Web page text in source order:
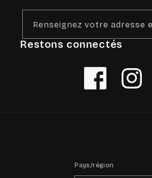
Renseignez votre adresse
Restons connectés
Facebook Instagram
Pays/région